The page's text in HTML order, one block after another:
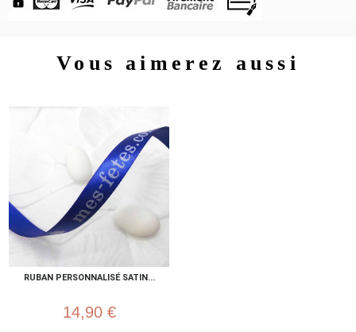
Vous aimerez aussi
RUBAN PERSONNALISÉ SATIN...
14,90 €